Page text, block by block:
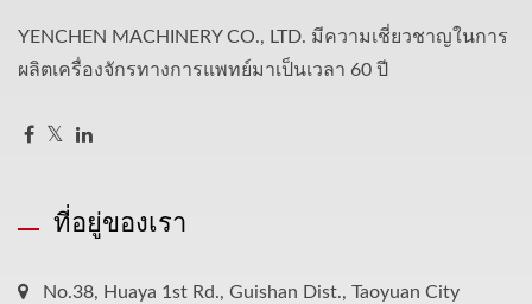
YENCHEN MACHINERY CO., LTD. มีความเชี่ยวชาญในการ
ผลิตเครื่องจักรทางการแพทย์มาเป็นเวลา 60 ปี
ที่อยู่ของเรา
No.38, Huaya 1st Rd., Guishan Dist., Taoyuan City